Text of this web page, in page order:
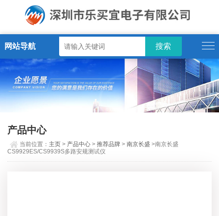
网站导航
产品中心
当前位置： 主页 > 产品中心 >推荐品牌 >南京长盛 >南京长盛
CS9929ES/CS9939S多路安规测试仪